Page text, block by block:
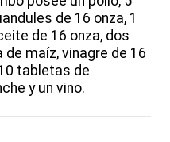
de 16 onza, 1
de 16 onza, dos
maíz, vinagre de 16
tabletas de
y un vino.